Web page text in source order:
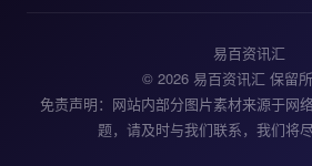
易百资讯汇
© 2026 易百资讯汇 保留
免责声明：网站内部分图片素材来源于网
题，请及时与我们联系，我们将